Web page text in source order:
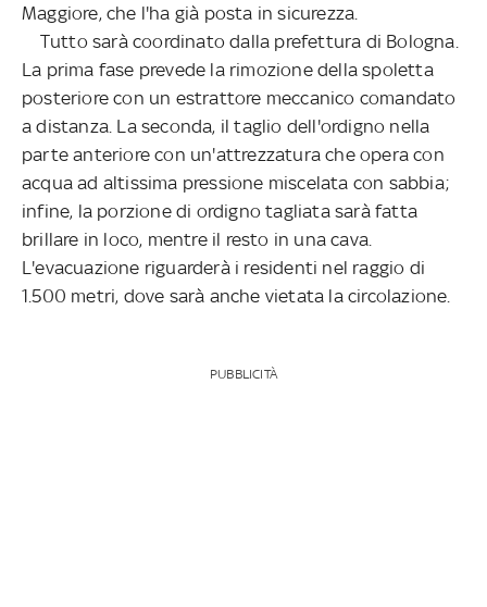
Maggiore, che l'ha già posta in sicurezza.
Tutto sarà coordinato dalla prefettura di Bologna.
La prima fase prevede la rimozione della spoletta
posteriore con un estrattore meccanico comandato
a distanza. La seconda, il taglio dell'ordigno nella
parte anteriore con un'attrezzatura che opera con
acqua ad altissima pressione miscelata con sabbia;
infine, la porzione di ordigno tagliata sarà fatta
brillare in loco, mentre il resto in una cava.
L'evacuazione riguarderà i residenti nel raggio di
1.500 metri, dove sarà anche vietata la circolazione.
PUBBLICITÀ